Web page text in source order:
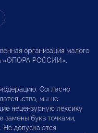
организация малого
«ОПОРА РОССИИ».
Согласно
мы не
нецензурную лексику
замены букв точками,
допускаются